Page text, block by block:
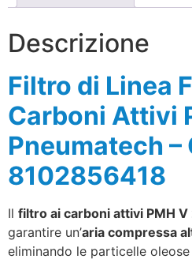
Descrizione
Filtro di Linea
Carboni Attivi
Pneumatech –
8102856418
Il filtro ai carboni attivi PMH V
garantire un’aria compressa
eliminando le particelle oleose